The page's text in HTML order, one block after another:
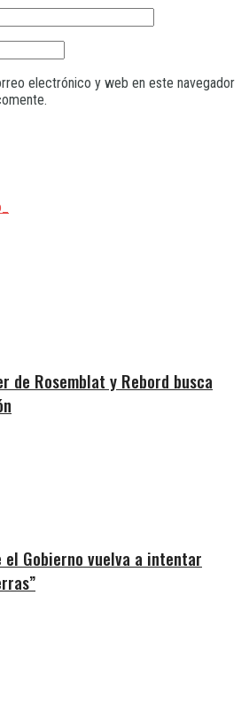
electrónico y web en este navegador
de Rosemblat y Rebord busca
el Gobierno vuelva a intentar